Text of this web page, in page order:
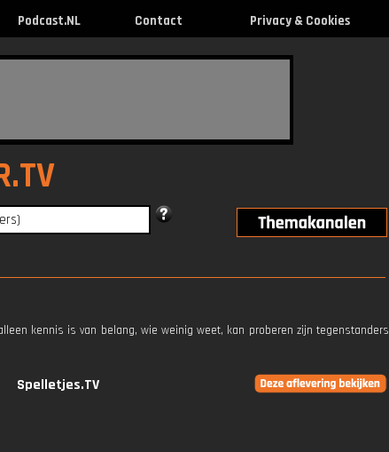
Podcast.NL Contact Privacy & Cookies
kennis is van belang, wie weinig weet, kan proberen zijn tegenstanders
Spelletjes.TV